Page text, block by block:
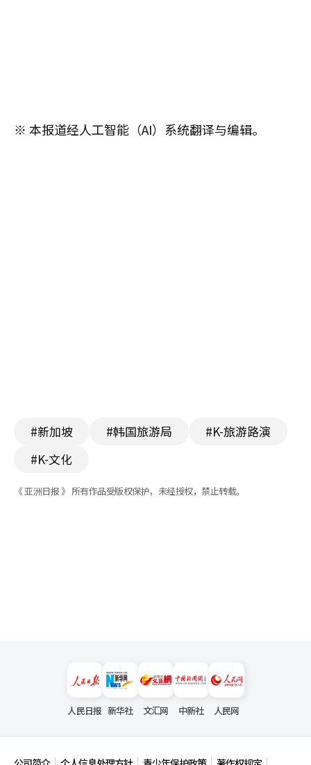
※ 本报道经人工智能（AI）系统翻译与编辑。
#新加坡 #韩国旅游局
#K-旅游路演
#K-文化
《 亚洲日报 》 所有作品受版权保护，未经授权，禁止转载。
人民日报 新华社 文汇网 中新社 人民网